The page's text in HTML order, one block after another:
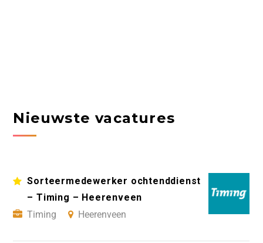
Nieuwste vacatures
Sorteermedewerker ochtenddienst
– Timing – Heerenveen
Timing
Heerenveen